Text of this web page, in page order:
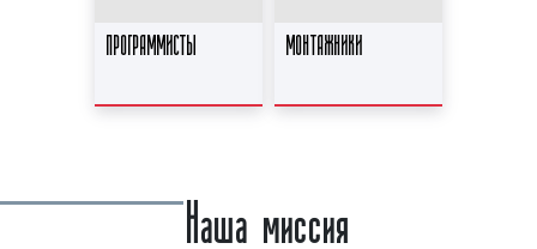
ПРОГРАММИСТЫ МОНТАЖНИКИ
Наша миссия